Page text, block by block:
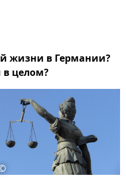
жизни в Германии?
в целом?